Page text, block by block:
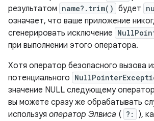
результатом name?.trim() будет
означает, что ваше приложение
сгенерировать исключение
при выполнении этого оператора.
Хотя оператор безопасного вызова
потенциального
значение NULL следующему
вы можете сразу же обрабатывать
используя оператор Элвиса ( ?:
),